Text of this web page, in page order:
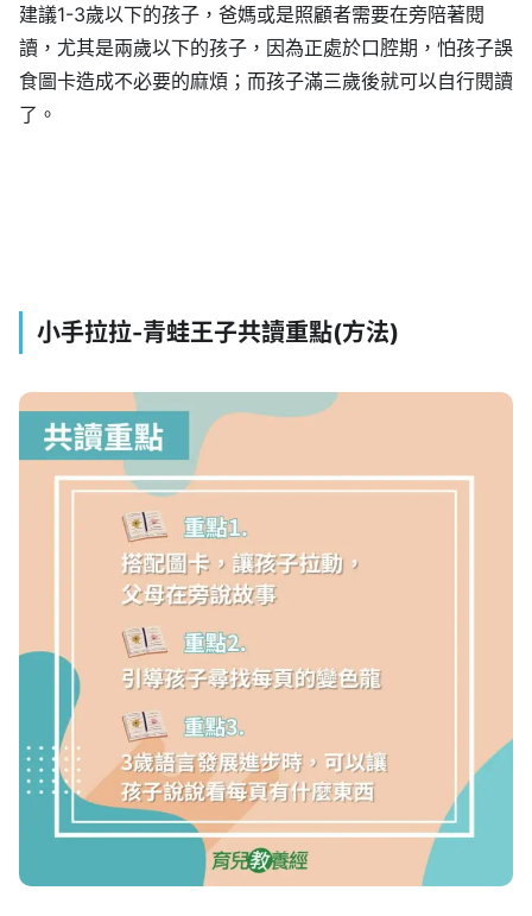
建議1-3歲以下的孩子，爸媽或是照顧者需要在旁陪著閱
讀，尤其是兩歲以下的孩子，因為正處於口腔期，怕孩子誤
食圖卡造成不必要的麻煩；而孩子滿三歲後就可以自行閱讀
了。
小手拉拉-青蛙王子共讀重點(方法)